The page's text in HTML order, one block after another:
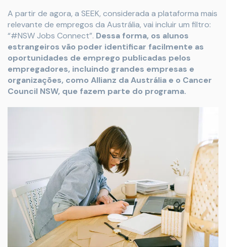
A partir de agora, a SEEK, considerada a plataforma mais
relevante de empregos da Austrália, vai incluir um filtro:
“#NSW Jobs Connect”. Dessa forma, os alunos
estrangeiros vão poder identificar facilmente as
oportunidades de emprego publicadas pelos
empregadores, incluindo grandes empresas e
organizações, como Allianz da Austrália e o Cancer
Council NSW, que fazem parte do programa.